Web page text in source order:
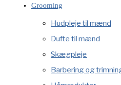
Grooming
Hudpleje til mænd
Dufte til mænd
Skægpleje
Barbering og